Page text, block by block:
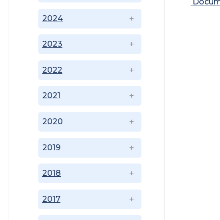
2017
2018
2019
2020
2021
2022
2023
2024